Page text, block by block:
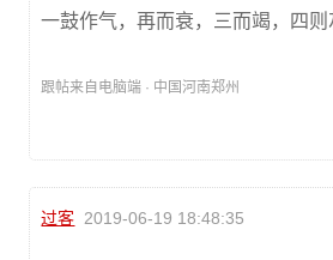
一鼓作气，再而衰，三而竭，四则
跟帖来自电脑端 · 中国河南郑州
过客 2019-06-19 18:48:35